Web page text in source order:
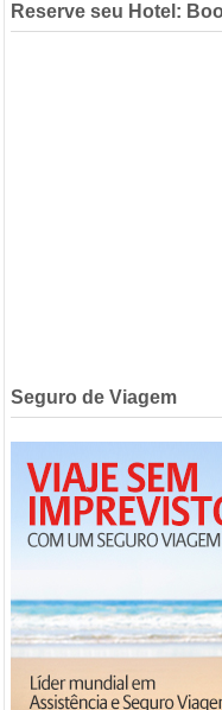
Reserve seu Hotel:
Seguro de Viagem